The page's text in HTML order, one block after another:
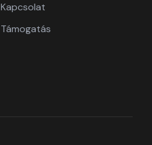
Kapcsolat
Támogatás